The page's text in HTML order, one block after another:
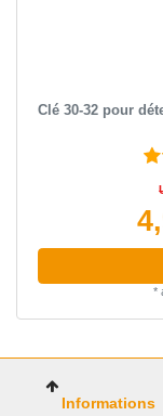
Clé 30-32 pour
*
Informations